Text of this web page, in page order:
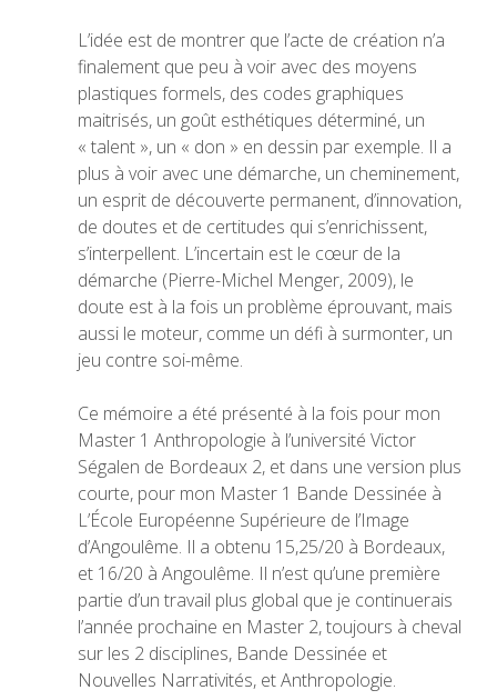
L’idée est de montrer que l’acte de création n’a
finalement que peu à voir avec des moyens
plastiques formels, des codes graphiques
maitrisés, un goût esthétiques déterminé, un
« talent », un « don » en dessin par exemple. Il a
plus à voir avec une démarche, un cheminement,
un esprit de découverte permanent, d’innovation,
de doutes et de certitudes qui s’enrichissent,
s’interpellent. L’incertain est le cœur de la
démarche (Pierre-Michel Menger, 2009), le
doute est à la fois un problème éprouvant, mais
aussi le moteur, comme un défi à surmonter, un
jeu contre soi-même.
Ce mémoire a été présenté à la fois pour mon
Master 1 Anthropologie à l’université Victor
Ségalen de Bordeaux 2, et dans une version plus
courte, pour mon Master 1 Bande Dessinée à
L’École Européenne Supérieure de l’Image
d’Angoulême. Il a obtenu 15,25/20 à Bordeaux,
et 16/20 à Angoulême. Il n’est qu’une première
partie d’un travail plus global que je continuerais
l’année prochaine en Master 2, toujours à cheval
sur les 2 disciplines, Bande Dessinée et
Nouvelles Narrativités, et Anthropologie.